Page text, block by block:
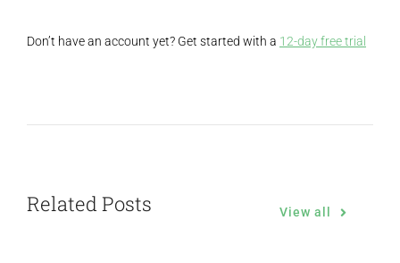
Don’t have an account yet? Get started with a 12-day free trial
Related Posts View all